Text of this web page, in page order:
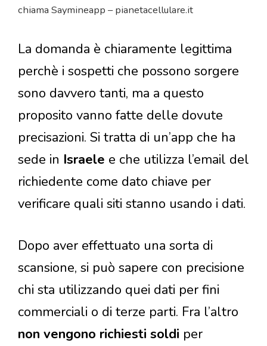
chiama Saymineapp – pianetacellulare.it
La domanda è chiaramente legittima
perchè i sospetti che possono sorgere
sono davvero tanti, ma a questo
proposito vanno fatte delle dovute
precisazioni. Si tratta di un’app che ha
sede in Israele e che utilizza l’email del
richiedente come dato chiave per
verificare quali siti stanno usando i dati.
Dopo aver effettuato una sorta di
scansione, si può sapere con precisione
chi sta utilizzando quei dati per fini
commerciali o di terze parti. Fra l’altro
non vengono richiesti soldi per